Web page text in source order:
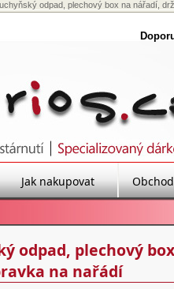
odpad, plechový box na nářadí,
Jak nakupovat
odpad, plechový
na nařádí